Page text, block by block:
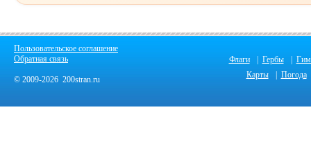
Пользовательское соглашение
Обратная связь
© 2009-2026 200stran.ru
Флаги Гербы
Карты
Погода